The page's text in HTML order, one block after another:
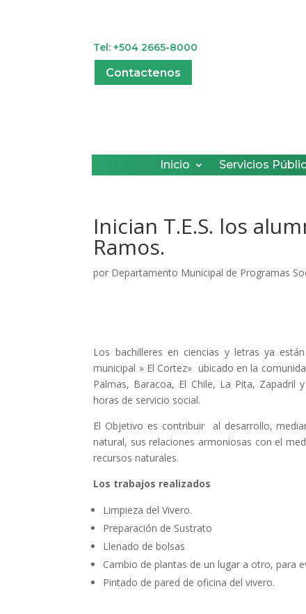
Tel: +504 2665-8000
Contactenos
Inicio Servicios
Inician T.E.S. los
Ramos.
por Departamento Municipal de Programas
Los bachilleres en ciencias y letras ya
municipal » El Cortez» ubicado en la
Palmas, Baracoa, El Chile, La Pita,
horas de servicio social.
El Objetivo es contribuir al desarrollo,
natural, sus relaciones armoniosas con el
recursos naturales.
Los trabajos realizados
Limpieza del Vivero.
Preparación de Sustrato
Llenado de bolsas
Cambio de plantas de un lugar a otro, para
Pintado de pared de oficina del vivero.